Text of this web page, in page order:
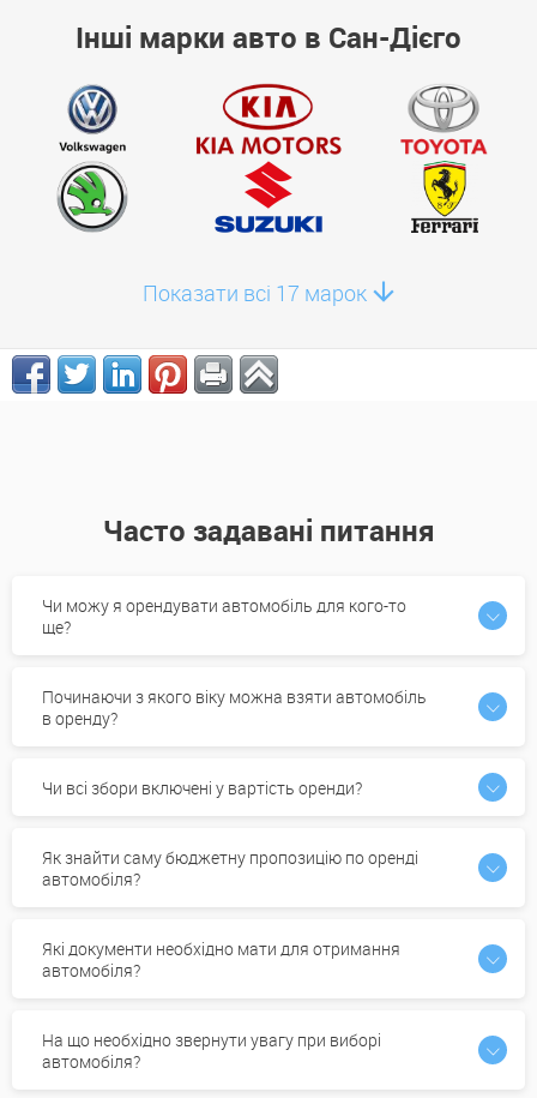
Інші марки авто в Сан-Дієго
Показати всі 17 марок
Часто задавані питання
Чи можу я орендувати автомобіль для кого-то
ще?
Починаючи з якого віку можна взяти автомобіль
в оренду?
Чи всі збори включені у вартість оренди?
Як знайти саму бюджетну пропозицію по оренді
автомобіля?
Які документи необхідно мати для отримання
автомобіля?
На що необхідно звернути увагу при виборі
автомобіля?